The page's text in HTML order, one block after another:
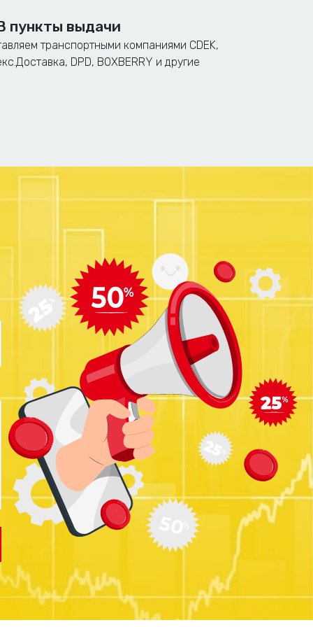
от сложности и объема заказа. Как правило, небольшие
оценка времени выполнения заказа предоставляется
индивидуально для каждого заказа.
пункты выдачи
транспортными компаниями CDEK,
DPD, BOXBERRY и другие